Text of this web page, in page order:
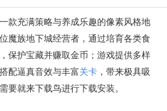
款充满策略与养成乐趣的像素风格地
魔族地下城经营者，通过培育各类食
保护宝藏并赚取金币；游戏提供多样
配逼真音效与丰富关卡 ，带来极具吸
要就来下载鸟进行下载安装。